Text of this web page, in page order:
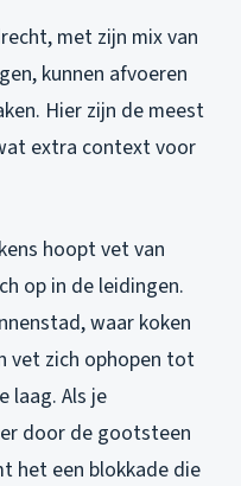
met zijn mix van
kunnen afvoeren
Hier zijn de meest
extra context voor
hoopt vet van
op in de leidingen.
waar koken
vet zich ophopen tot
laag. Als je
door de gootsteen
het een blokkade die